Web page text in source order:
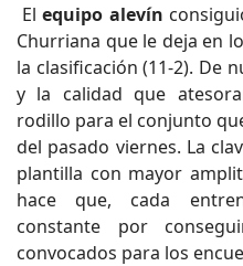
Elequipo alevín
Churriana que le deja en
la clasificación (11-2). De
y la calidad que
rodillo para el conjunto
del pasado viernes. La
plantilla con mayor
hace que, cada
constante por
convocados para los